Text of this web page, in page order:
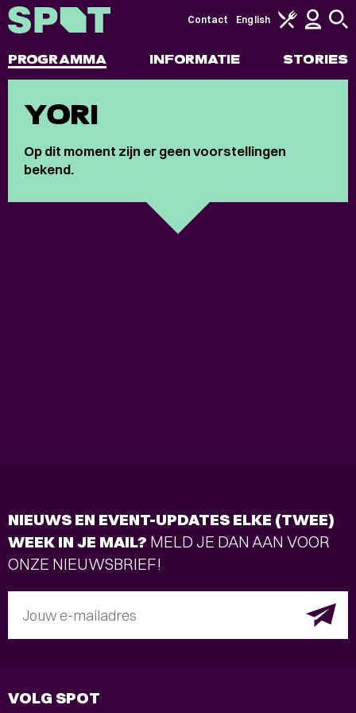
PROGRAMMA INFORMATIE STORIES
Contact English
YORI
Op dit moment zijn er geen voorstellingen
bekend.
NIEUWS EN EVENT-UPDATES ELKE (TWEE)
WEEK IN JE MAIL? MELD JE DAN AAN VOOR
ONZE NIEUWSBRIEF!
Jouw e-mailadres
VOLG SPOT